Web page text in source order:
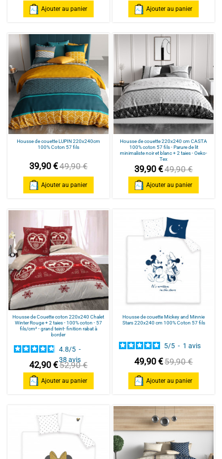
Ajouter au panier Ajouter au panier
Housse de couette LUPIN 220x240cm
100% Coton 57 fils
39,90 €49,90 €
Ajouter au panier
Housse de couette 220x240 cm CASTA
100% coton 57 fils - Parure de lit
minimaliste noir et blanc + 2 taies - Oeko-
Tex
39,90 €49,90 €
Ajouter au panier
Housse de Couette coton 220x240 Chalet
Winter Rouge + 2 taies - 100% coton - 57
fils/cm² - grand teint- finition rabat à
border
4.8/5 -
38 avis
42,90 €52,90 €
Ajouter au panier
Housse de couette Mickey and Minnie
Stars 220x240 cm 100% Coton 57 fils
5/5 - 1avis
49,90 €59,90 €
Ajouter au panier